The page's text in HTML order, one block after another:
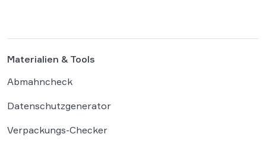
Materialien & Tools
Abmahncheck
Datenschutzgenerator
Verpackungs-Checker